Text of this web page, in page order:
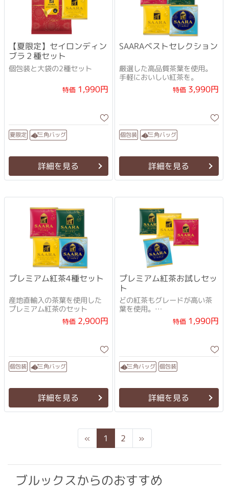
【夏限定】セイロンディン
ブラ２種セット
個包装と大袋の2種セット
特価1,990円
夏限定 三角バッグ
詳細を見る
SAARAベストセレクション
厳選した高品質茶葉を使用。
手軽においしい紅茶を。
特価3,990円
個包装 三角バッグ
詳細を見る
プレミアム紅茶4種セット
産地直輸入の茶葉を使用した
プレミアム紅茶のセット
特価2,900円
個包装 三角バッグ
詳細を見る
プレミアム紅茶お試しセッ
ト
どの紅茶もグレードが高い茶
葉を使用。
今までの紅茶にはきっと戻れ
なくなるはずです。
特価1,990円
三角バッグ 個包装
詳細を見る
« Previous
1 2 »
ブルックスからのおすすめ